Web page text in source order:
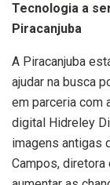
Tecnologia a
Piracanjuba
A Piracanjuba
ajudar na busca
em parceria com
digital Hidreley
imagens antigas
Campos, diretora